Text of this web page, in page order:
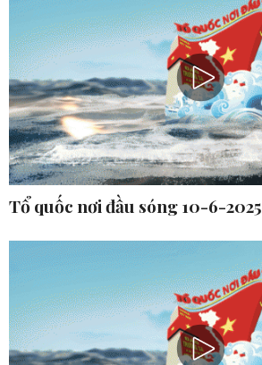
Tổ quốc nơi đầu sóng 10-6-2025